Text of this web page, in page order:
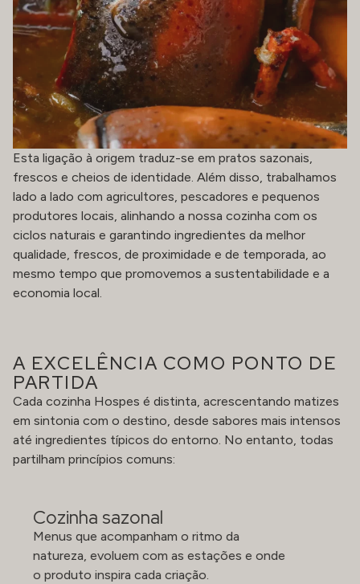
Esta ligação à origem traduz-se em pratos sazonais,
frescos e cheios de identidade. Além disso, trabalhamos
lado a lado com agricultores, pescadores e pequenos
produtores locais, alinhando a nossa cozinha com os
ciclos naturais e garantindo ingredientes da melhor
qualidade, frescos, de proximidade e de temporada, ao
mesmo tempo que promovemos a sustentabilidade e a
economia local.
A EXCELÊNCIA COMO PONTO DE
PARTIDA
Cada cozinha Hospes é distinta, acrescentando matizes
em sintonia com o destino, desde sabores mais intensos
até ingredientes típicos do entorno. No entanto, todas
partilham princípios comuns:
Cozinha sazonal
Menus que acompanham o ritmo da
natureza, evoluem com as estações e onde
o produto inspira cada criação.